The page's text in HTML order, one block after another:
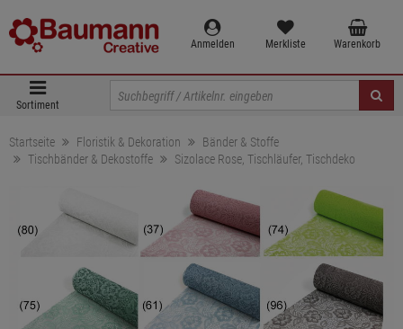
Anmelden Merkliste Warenkorb
Sortiment
Startseite Floristik & Dekoration
Bänder & Stoffe
Tischbänder & Dekostoffe
Sizolace Rose, Tischläufer, Tischdeko